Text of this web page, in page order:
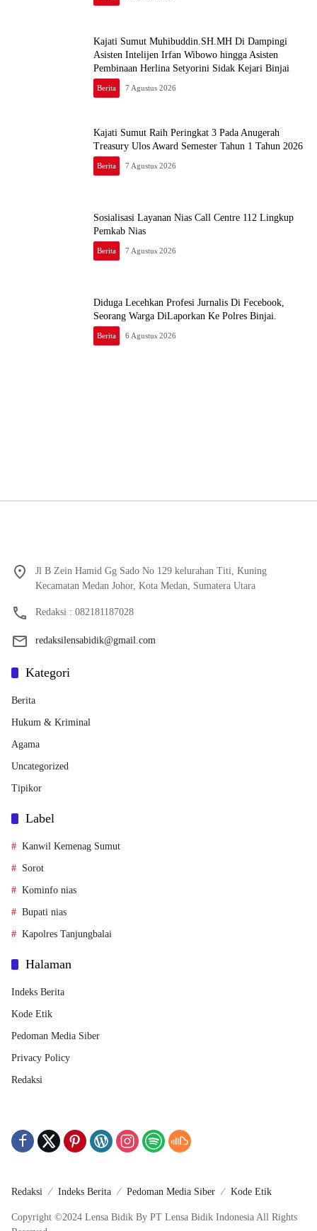
Kajati Sumut Muhibuddin.SH.MH Di Dampingi
Asisten Intelijen Irfan Wibowo hingga Asisten
Pembinaan Herlina Setyorini Sidak Kejari Binjai
Berita 7 Agustus 2026
Kajati Sumut Raih Peringkat 3 Pada Anugerah
Treasury Ulos Award Semester Tahun 1 Tahun 2026
Berita 7 Agustus 2026
Sosialisasi Layanan Nias Call Centre 112 Lingkup
Pemkab Nias
Berita 7 Agustus 2026
Diduga Lecehkan Profesi Jurnalis Di Fecebook,
Seorang Warga DiLaporkan Ke Polres Binjai.
Berita 6 Agustus 2026
Jl B Zein Hamid Gg Sado No 129 kelurahan Titi, Kuning
Kecamatan Medan Johor, Kota Medan, Sumatera Utara
Redaksi : 082181187028
redaksilensabidik@gmail.com
Kategori
Berita
Hukum & Kriminal
Agama
Uncategorized
Tipikor
Label
Kanwil Kemenag Sumut
Sorot
Kominfo nias
Bupati nias
Kapolres Tanjungbalai
Halaman
Indeks Berita
Kode Etik
Pedoman Media Siber
Privacy Policy
Redaksi
Redaksi Indeks Berita Pedoman Media Siber Kode Etik
Copyright ©2024 Lensa Bidik By PT Lensa Bidik Indonesia All Rights